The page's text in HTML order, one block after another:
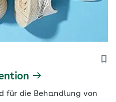
für die Behandlung von